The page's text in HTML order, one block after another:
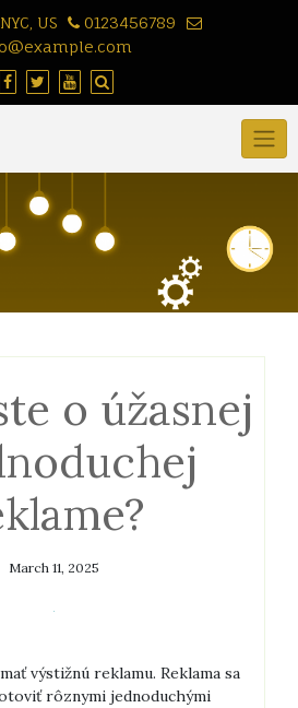
US
0123456789
o úžasnej
March 11, 2025
výstižnú reklamu. Reklama sa
rôznymi jednoduchými